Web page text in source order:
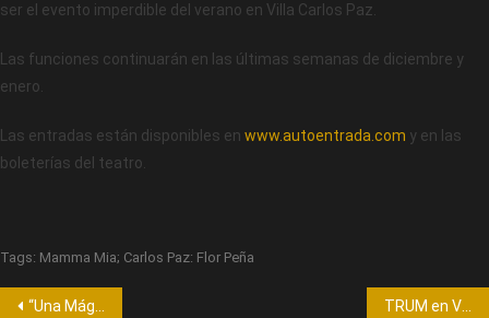
ser el evento imperdible del verano en Villa Carlos Paz.
Las funciones continuarán en las últimas semanas de diciembre y
enero.
Las entradas están disponibles en www.autoentrada.com y en las
boleterías del teatro.
Tags: Mamma Mia; Carlos Paz: Flor Peña
“Una Mágica Navidad” de Flavio Mendoza: Un Éxito Rotundo en Córdoba